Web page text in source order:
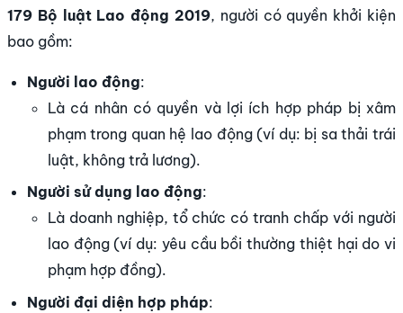
179 Bộ luật Lao động 2019, người có quyền khởi kiện
bao gồm:
Người lao động:
Là cá nhân có quyền và lợi ích hợp pháp bị xâm
phạm trong quan hệ lao động (ví dụ: bị sa thải trái
luật, không trả lương).
Người sử dụng lao động:
Là doanh nghiệp, tổ chức có tranh chấp với người
lao động (ví dụ: yêu cầu bồi thường thiệt hại do vi
phạm hợp đồng).
Người đại diện hợp pháp: